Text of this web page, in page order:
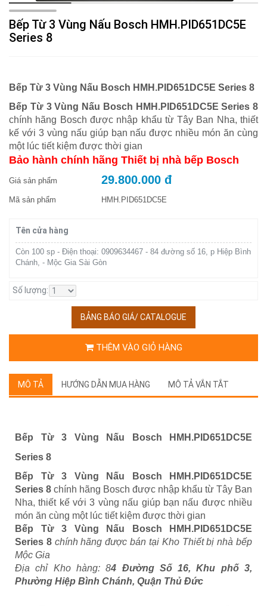
Bếp Từ 3 Vùng Nấu Bosch HMH.PID651DC5E
Series 8
Bếp Từ 3 Vùng Nấu Bosch HMH.PID651DC5E Series 8
Bếp Từ 3 Vùng Nấu Bosch HMH.PID651DC5E Series 8
chính hãng Bosch được nhập khẩu từ Tây Ban Nha, thiết
kế với 3 vùng nấu giúp bạn nấu được nhiều món ăn cùng
một lúc tiết kiệm được thời gian
Bảo hành chính hãng Thiết bị nhà bếp Bosch
Giá sản phẩm 29.800.000 đ
Mã sản phẩm HMH.PID651DC5E
Tên cửa hàng
Còn 100 sp - Điện thoại: 0909634467 - 84 đường số 16, p Hiệp Bình
Chánh, - Mộc Gia Sài Gòn
Số lượng:
BẢNG BÁO GIÁ/ CATALOGUE
THÊM VÀO GIỎ HÀNG
MÔ TẢ HƯỚNG DẪN MUA HÀNG MÔ TẢ VẮN TẮT
Bếp Từ 3 Vùng Nấu Bosch HMH.PID651DC5E
Series 8
Bếp Từ 3 Vùng Nấu Bosch HMH.PID651DC5E
Series 8 chính hãng Bosch được nhập khẩu từ Tây Ban
Nha, thiết kế với 3 vùng nấu giúp bạn nấu được nhiều
món ăn cùng một lúc tiết kiệm được thời gian
Bếp Từ 3 Vùng Nấu Bosch HMH.PID651DC5E
Series 8 chính hãng được bán tại Kho Thiết bị nhà bếp
Mộc Gia
Địa chỉ Kho hàng: 84 Đường Số 16, Khu phố 3,
Phường Hiệp Bình Chánh, Quận Thủ Đức